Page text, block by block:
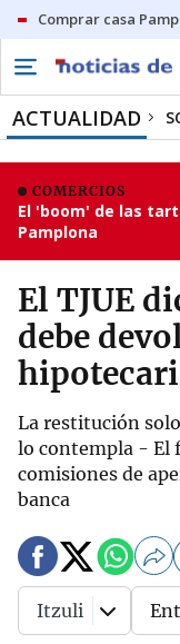
Comprar casa
ACTUALIDAD
COMERCIOS
El 'boom' de las
Pamplona
El TJUE
debe
La restitución
lo contempla - El
comisiones de
banca
Itzuli